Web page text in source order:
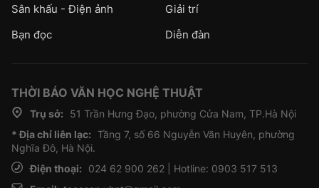
Sân khấu - Điện ảnh
Giải trí
Bạn đọc
Diễn đàn
THỜI BÁO VĂN HỌC NGHỆ THUẬT
Trụ sở:
51 Trần Hưng Đạo, phường Cửa Nam, TP.Hà Nội
* Địa chỉ liên lạc: Tầng 7, số 66 Nguyễn Văn Huyên, phường
Nghĩa Đô, Hà Nội.
Điện thoại:
024 62 900 262 | Hotline: 0903 517 513